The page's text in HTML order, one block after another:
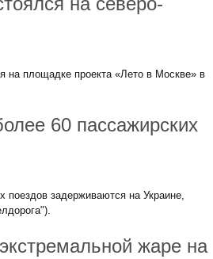
на площадке проекта «Лето в Москве» в
60 пассажирских
задерживаются на Украине,
жаре на